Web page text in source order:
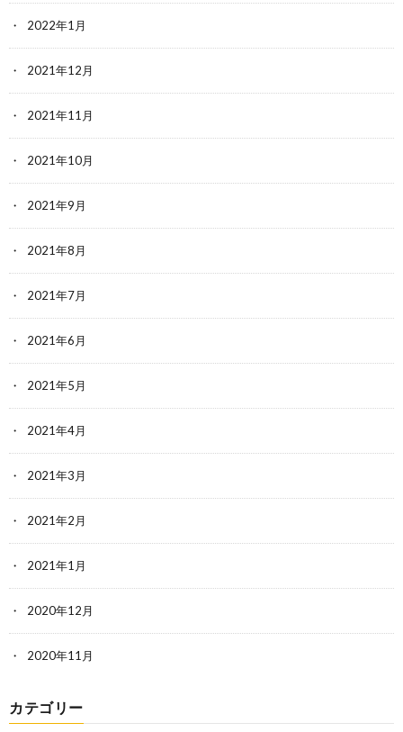
2022年1月
2021年12月
2021年11月
2021年10月
2021年9月
2021年8月
2021年7月
2021年6月
2021年5月
2021年4月
2021年3月
2021年2月
2021年1月
2020年12月
2020年11月
カテゴリー